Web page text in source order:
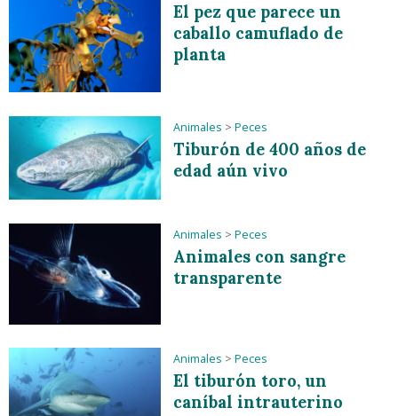
El pez que parece un
caballo camuflado de
planta
Animales > Peces
Tiburón de 400 años de
edad aún vivo
Animales > Peces
Animales con sangre
transparente
Animales > Peces
El tiburón toro, un
caníbal intrauterino